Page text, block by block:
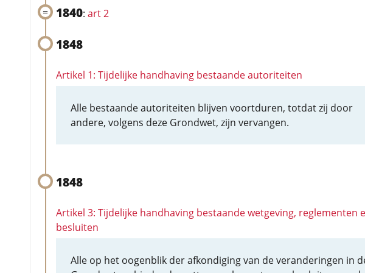
1840: art 2
1848
Artikel 1: Tijdelijke handhaving bestaande autoriteiten
Alle bestaande autoriteiten blijven voortduren, totdat zij door
andere, volgens deze Grondwet, zijn vervangen.
1848
Artikel 3: Tijdelijke handhaving bestaande wetgeving, reglementen
besluiten
Alle op het oogenblik der afkondiging van de veranderingen in